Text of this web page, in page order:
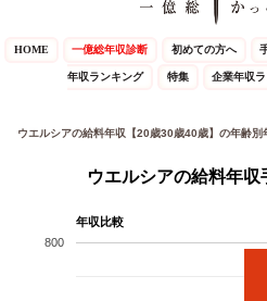
HOME 一億総年収診断 初めての方へ
年収ランキング 特集 企業年収
ウエルシアの給料年収【20歳30歳40歳】の年齢
ウエルシアの給料年収
年収比較
800